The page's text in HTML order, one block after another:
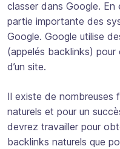
classer dans Google.
partie importante des
Google. Google utilise
(appelés backlinks) pour
d’un site.
Il existe de nombreuses
naturels et pour un
devrez travailler pour
backlinks naturels que